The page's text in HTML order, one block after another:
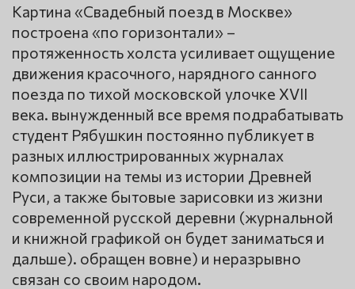
Картина «Свадебный поезд в Москве»
построена «по горизонтали» –
протяженность холста усиливает ощущение
движения красочного, нарядного санного
поезда по тихой московской улочке XVII
века. вынужденный все время подрабатывать
студент Рябушкин постоянно публикует в
разных иллюстрированных журналах
композиции на темы из истории Древней
Руси, а также бытовые зарисовки из жизни
современной русской деревни (журнальной
и книжной графикой он будет заниматься и
дальше). обращен вовне) и неразрывно
связан со своим народом.